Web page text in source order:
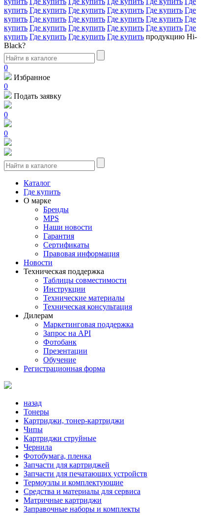
купить Где купить Где купить Где купить Где купить Где
купить Где купить Где купить Где купить Где купить Где
купить Где купить Где купить Где купить Где купить Где
купить Где купить Где купить Где купить продукцию Hi-
Black?
0
Избранное
0
Подать заявку
0
0
Каталог
Где купить
О марке
Бренды
MPS
Наши новости
Гарантия
Сертификаты
Правовая информация
Новости
Техническая поддержка
Таблицы совместимости
Инструкции
Технические материалы
Техническая консультация
Дилерам
Маркетинговая поддержка
Запрос на API
Фотобанк
Презентации
Обучение
Регистрационная форма
назад
Тонеры
Картриджи, тонер-картриджи
Чипы
Картриджи струйные
Чернила
Фотобумага, пленка
Запчасти для картриджей
Запчасти для печатающих устройств
Термоузлы и комплектующие
Средства и материалы для сервиса
Матричные картриджи
Заправочные наборы и комплекты